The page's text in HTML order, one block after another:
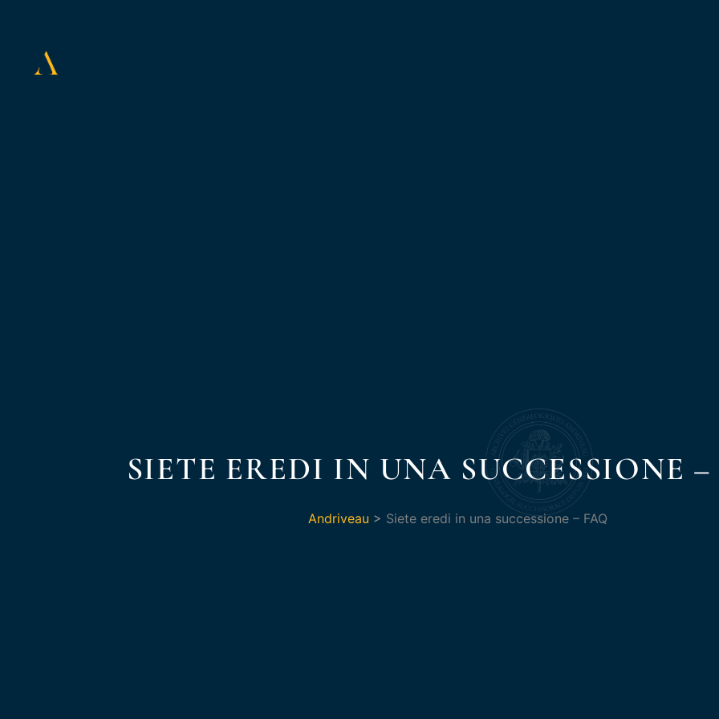
SIETE EREDI IN UNA SUCCESSIONE
Andriveau > Siete eredi in una successione – FAQ